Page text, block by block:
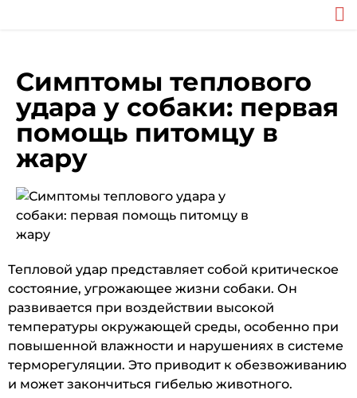
Симптомы теплового
удара у собаки: первая
помощь питомцу в
жару
Тепловой удар представляет собой критическое
состояние, угрожающее жизни собаки. Он
развивается при воздействии высокой
температуры окружающей среды, особенно при
повышенной влажности и нарушениях в системе
терморегуляции. Это приводит к обезвоживанию
и может закончиться гибелью животного.